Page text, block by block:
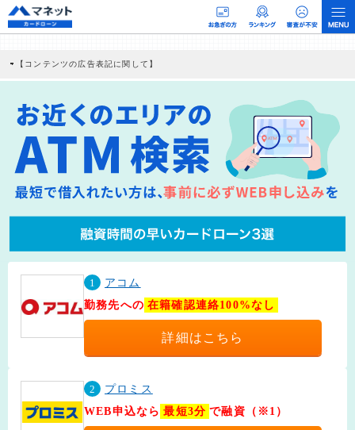
【コンテンツの広告表記に関して】
社に対して企業から紹介報酬が支払われるという収益モデルです。 ただし、特定の
商品を根拠なくPRするものではなく、当編集部の調査／ユーザーへの口コミ収集な
どに基づき、公平性を担保した情報提供を行っています。
>提携企業一覧
1
アコム
勤務先への 在籍確認連絡100%なし
詳細はこちら
2
プロミス
WEB申込なら 最短3分 で融資（※1）